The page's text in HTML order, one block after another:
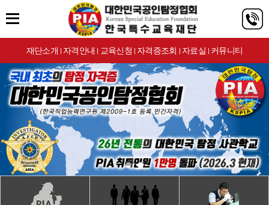
재단소개 | 자격안내 | 교육신청 | 자격증조회 | 자료실 | 커뮤니티